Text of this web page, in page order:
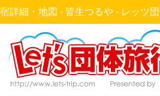
宿詳細・地図 - 皆生つるや - レッツ